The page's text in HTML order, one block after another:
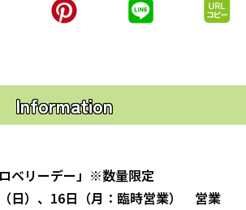
Information
ロベリーデー」※数量限定
日）、16日（月：臨時営業） 営業